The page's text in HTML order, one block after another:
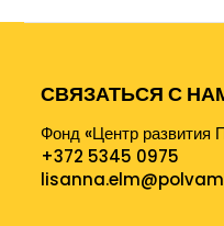
СВЯЗАТЬСЯ С
Фонд «Центр развития
+372 5345 0975